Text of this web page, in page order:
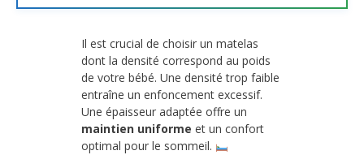
Il est crucial de choisir un matelas
dont la densité correspond au poids
de votre bébé. Une densité trop faible
entraîne un enfoncement excessif.
Une épaisseur adaptée offre un
maintien uniforme et un confort
optimal pour le sommeil.